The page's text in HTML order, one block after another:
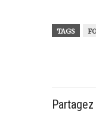
TAGS